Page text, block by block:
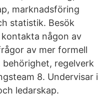
marknadsföring
statistik. Besök
någon av
av mer formell
regelverk
8. Undervisar i
ledarskap.